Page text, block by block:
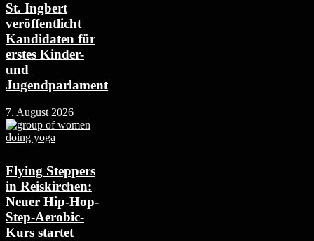
St. Ingbert
veröffentlicht
Kandidaten für
erstes Kinder-
und
Jugendparlament
7. August 2026
Flying Steppers
in Reiskirchen:
Neuer Hip-Hop-
Step-Aerobic-
Kurs startet